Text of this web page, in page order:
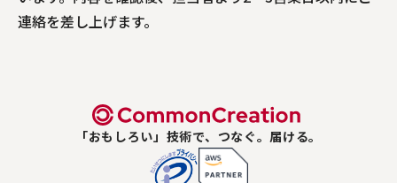
連絡を差し上げます。
「おもしろい」技術で、つなぐ。届ける。